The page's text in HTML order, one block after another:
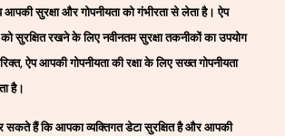
सुरक्षा और गोपनीयता को गंभीरता से लेता है। ऐप
सुरक्षित रखने के लिए नवीनतम सुरक्षा तकनीकों का उपयोग
ऐप आपकी गोपनीयता की रक्षा के लिए सख्त गोपनीयता
है।
सकते हैं कि आपका व्यक्तिगत डेटा सुरक्षित है और आपकी